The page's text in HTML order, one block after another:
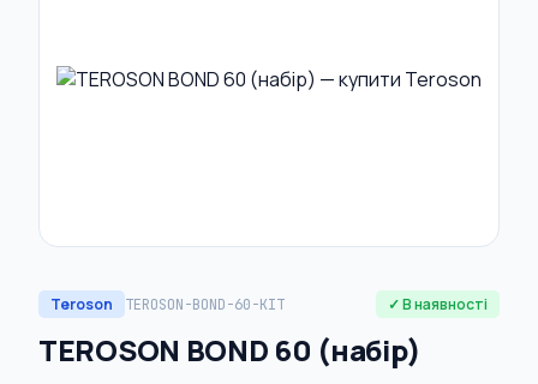
Teroson TEROSON-BOND-60-KIT ✓ В наявності
TEROSON BOND 60 (набір)